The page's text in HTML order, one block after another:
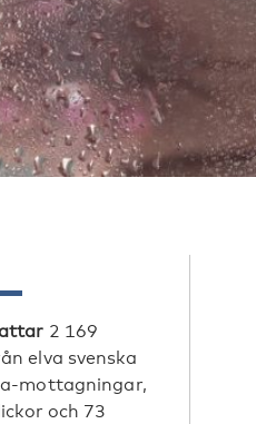
2 169
elva svenska
mottagningar,
och 73